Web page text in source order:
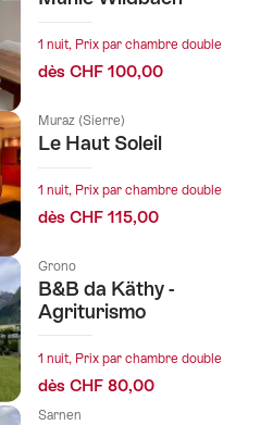
1 nuit, Prix par chambre double
dès CHF 100,00
Muraz (Sierre)
Le Haut Soleil
1 nuit, Prix par chambre double
dès CHF 115,00
Grono
B&B da Käthy -
Agriturismo
1 nuit, Prix par chambre double
dès CHF 80,00
Sarnen